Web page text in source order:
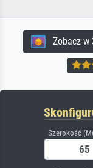
Zobacz w
Szerokość